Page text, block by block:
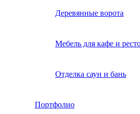
Деревянные ворота
Мебель для кафе и
Отделка саун и бань
Портфолио